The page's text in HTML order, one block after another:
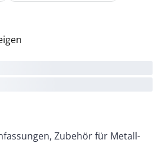
Zubehör für Metall-